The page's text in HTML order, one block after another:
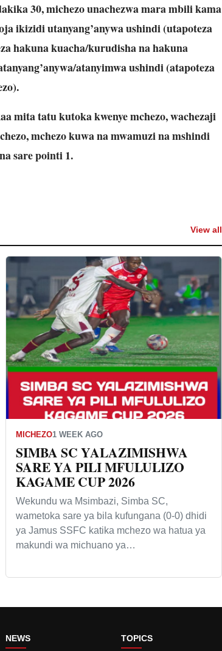
30, michezo unachezwa mara mbili kama
ikizidi utanyang’anywa ushindi (utapoteza
hakuna kuacha/kurudisha na hakuna
atanyimwa ushindi (atapoteza
mita tatu kutoka kwenye mchezo, wachezaji
mchezo kuwa na mwamuzi na mshindi
sare pointi 1.
View all
MICHEZO1 WEEK AGO
SIMBA SC YALAZIMISHWA
SARE YA PILI MFULULIZO
KAGAME CUP 2026
Wekundu wa Msimbazi, Simba SC,
wametoka sare ya bila kufungana (0-0) dhidi
ya Jamus SSFC katika mchezo wa hatua ya
makundi wa michuano ya…
NEWS TOPICS